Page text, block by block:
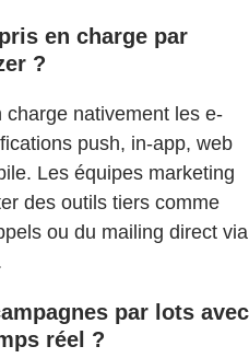
en charge par
?
nativement les e-
push, in-app, web
Les équipes marketing
des outils tiers comme
ou du mailing direct via
par lots avec
réel ?